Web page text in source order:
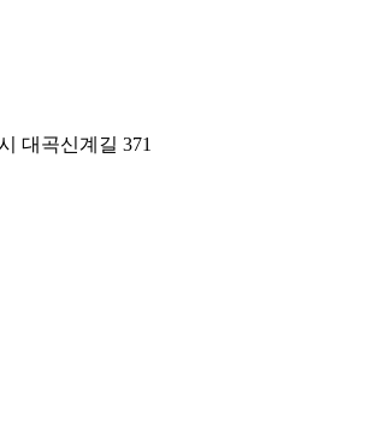
대곡신계길 371